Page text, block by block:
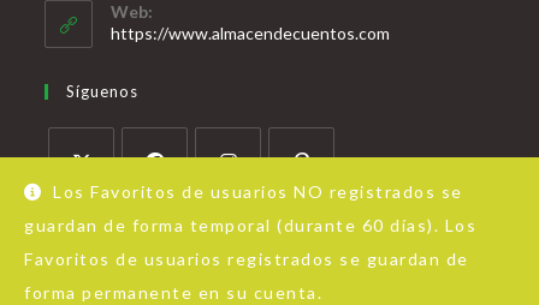
Los Favoritos de usuarios NO registrados se
guardan de forma temporal (durante 60 días). Los
Favoritos de usuarios registrados se guardan de
forma permanente en su cuenta.
Web:
https://www.almacendecuentos.com
Síguenos
Acerca de Almacén de Cuentos Aviso Legal